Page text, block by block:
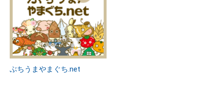
ぶちうまやまぐち.net